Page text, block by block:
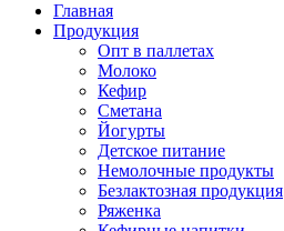
Главная
Продукция
Опт в паллетах
Молоко
Кефир
Сметана
Йогурты
Детское питание
Немолочные продукты
Безлактозная продукция
Ряженка